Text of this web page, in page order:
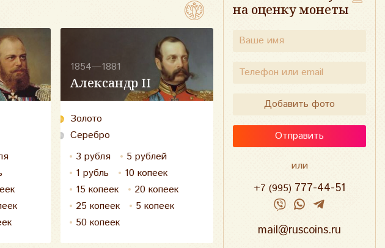
Александр II
1854—1881
Золото
Серебро
3 рубля
5 рублей
1 рубль
10 копеек
15 копеек
20 копеек
25 копеек
5 копеек
50 копеек
на оценку монеты
Добавить фото
Отправить
или
+7 (995) 777-44-51
mail@ruscoins.ru